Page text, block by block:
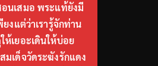
นเสมอ พระแท้ยังมี
ยงแต่ว่าเรารู้จักท่าน
ห้เยอะเดินให้บ่อย
มเด็จวัดระฆังรักแดง